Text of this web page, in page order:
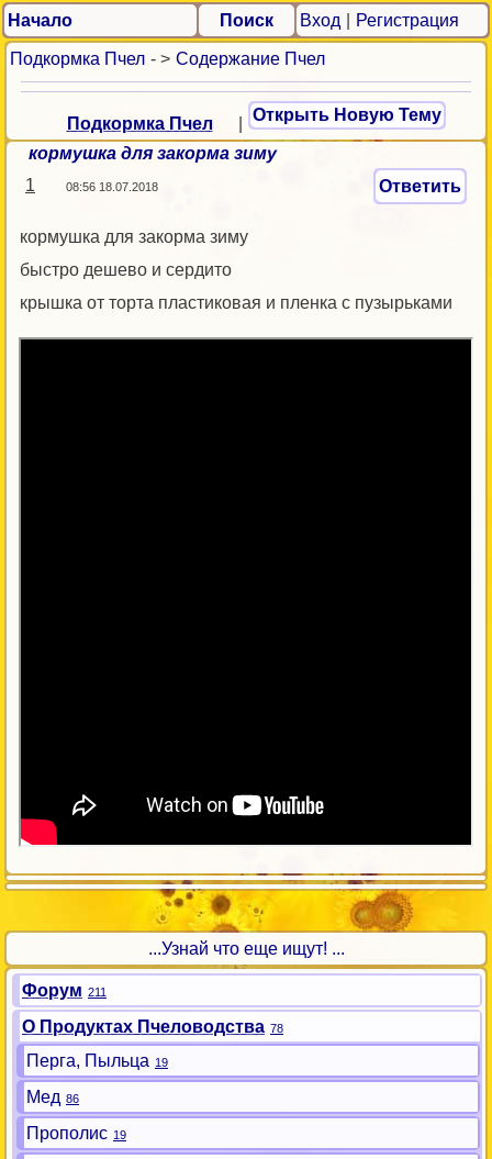
Начало Поиск Вход Регистрация
Подкормка Пчел - > Содержание Пчел
Подкормка Пчел Открыть Новую Тему
кормушка для закорма зиму
1
08:56 18.07.2018 Ответить
кормушка для закорма зиму
быстро дешево и сердито
крышка от торта пластиковая и пленка с пузырьками
...Узнай что еще ищут! ...
Форум 211
О Продуктах Пчеловодства 78
Перга, Пыльца 19
Мед 86
Прополис 19